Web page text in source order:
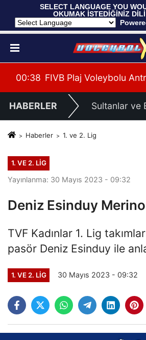
SELECT LANGUAGE YOU
OKUMAK İSTEDİĞİNİZ
U20 Erkekler Avrupa
00:38 FIVB Plaj Voleybolu
HABERLER Sultanlar ve
Haberler 1. ve 2. Lig
1. VE 2. LIG
Yayınlanma: 30 Mayıs 2023 - 09:32
Deniz Esinduy
TVF Kadınlar 1. Lig
pasör Deniz Esinduy ile
1. VE 2. LIG 30 Mayıs 2023 - 09:32